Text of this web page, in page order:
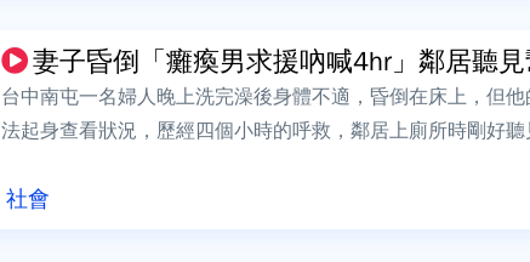
社會
妻子昏倒「癱瘓男求援吶喊4hr」鄰居聽
台中南屯一名婦人晚上洗完澡後身體不適，昏倒在床上，但
法起身查看狀況，歷經四個小時的呼救，鄰居上廁所時剛好